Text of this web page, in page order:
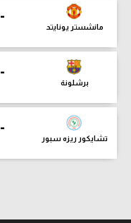
-
مانشستر يونايتد
-
برشلونة
-
تشايكور ريزه سبور